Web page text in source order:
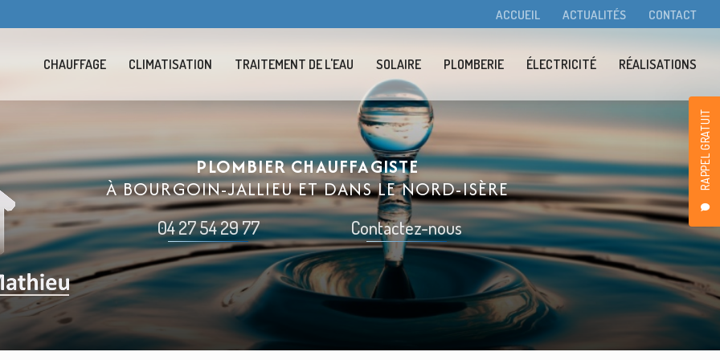
RAPPEL GRATUIT
ACCUEIL ACTUALITÉS
CONTACT
CHAUFFAGE
CLIMATISATION TRAITEMENT DE L'EAU SOLAIRE PLOMBERIE ÉLECTRICITÉ RÉALISATIONS
PLOMBIER CHAUFFAGISTE
À BOURGOIN-JALLIEU ET DANS LENORD-ISÈRE
04 27 54 29 77 Contactez-nous